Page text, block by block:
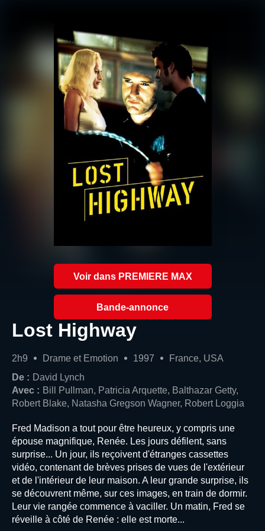
Voir dans PREMIERE MAX
Bande-annonce
Lost Highway
2h9 Drame et Emotion 1997
France, USA
De : David Lynch
Avec : Bill Pullman, Patricia Arquette, Balthazar Getty,
Robert Blake, Natasha Gregson Wagner, Robert Loggia
Fred Madison a tout pour être heureux, y compris une
épouse magnifique, Renée. Les jours défilent, sans
surprise... Un jour, ils reçoivent d'étranges cassettes
vidéo, contenant de brèves prises de vues de l'extérieur
et de l'intérieur de leur maison. A leur grande surprise, ils
se découvrent même, sur ces images, en train de dormir.
Leur vie rangée commence à vaciller. Un matin, Fred se
réveille à côté de Renée : elle est morte...